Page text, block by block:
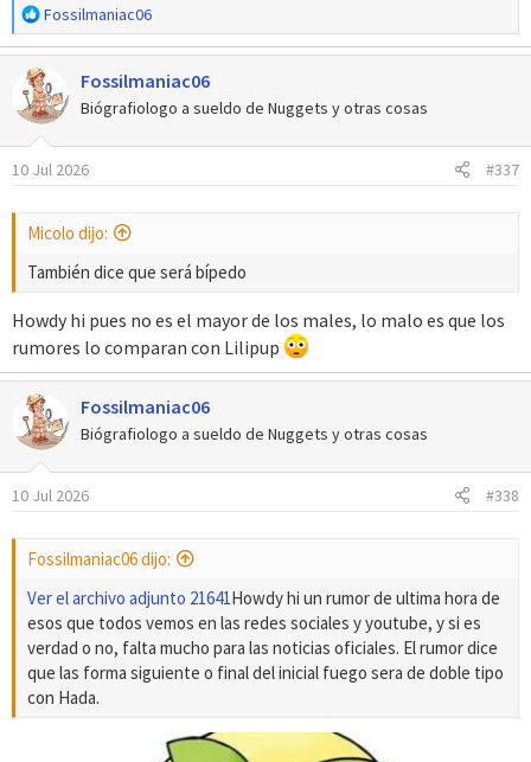
R
e
a
c
c
i
o
n
:
Fossilmaniac06
Fossilmaniac06
Biógrafiologo a sueldo de Nuggets y otras cosas
10 Jul 2026 #337
Micolo dijo:
También dice que será bípedo
Howdy hi pues no es el mayor de los males, lo malo es que los
rumores lo comparan con Lilipup
Fossilmaniac06
Biógrafiologo a sueldo de Nuggets y otras cosas
10 Jul 2026 #338
Fossilmaniac06 dijo:
Ver el archivo adjunto 21641Howdy hi un rumor de ultima hora de
esos que todos vemos en las redes sociales y youtube, y si es
verdad o no, falta mucho para las noticias oficiales. El rumor dice
que las forma siguiente o final del inicial fuego sera de doble tipo
con Hada.